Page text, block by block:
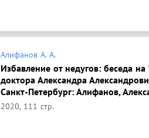
Алифанов А. А.
Избавление от недугов: беседа
доктора Александра
Санкт-Петербург: Алифанов,
2020, 111 стр.